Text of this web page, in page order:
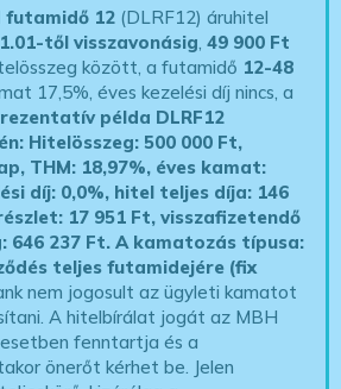
futamidő 12 (DLRF12) áruhitel
től visszavonásig,49 900 Ft
között, a futamidő 12-48
17,5%, éves kezelési díj nincs, a
példa DLRF12
Hitelösszeg: 500 000 Ft,
THM: 18,97%, éves kamat:
díj: 0,0%, hitel teljes díja: 146
17 951 Ft, visszafizetendő
646 237 Ft.A kamatozás típusa:
teljes futamidejére (fix
nem jogosult az ügyleti kamatot
A hitelbírálat jogát az MBH
fenntartja és a
önerőt kérhet be. Jelen